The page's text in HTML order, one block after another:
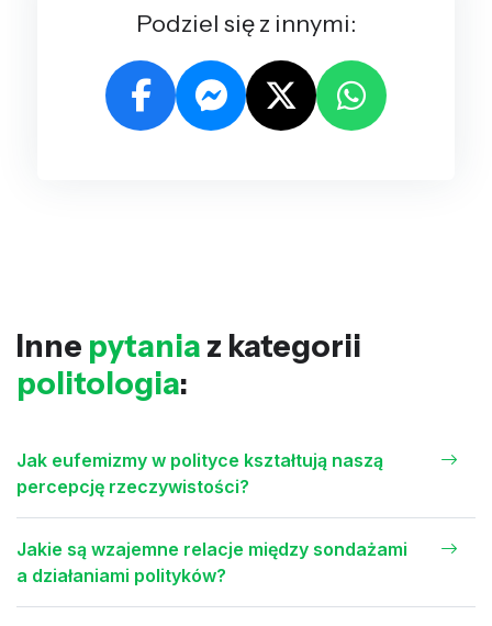
Podziel się z innymi:
Inne pytania z kategorii
politologia:
Jak eufemizmy w polityce kształtują naszą
percepcję rzeczywistości?
Jakie są wzajemne relacje między sondażami
a działaniami polityków?